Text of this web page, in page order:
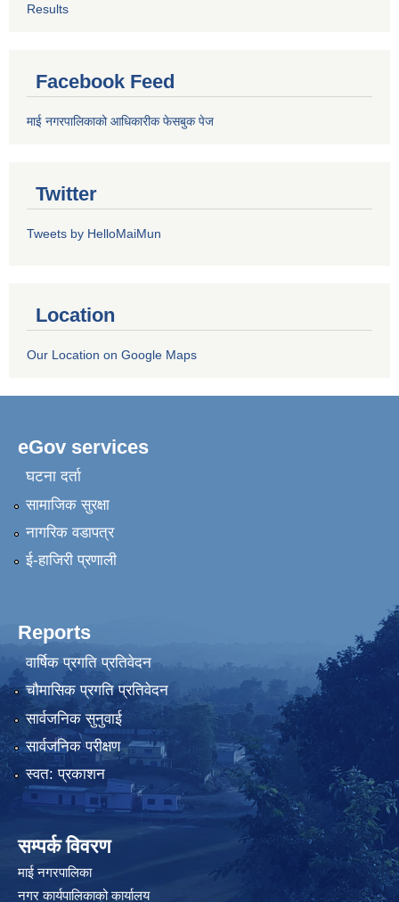
Results
Facebook Feed
माई नगरपालिकाको आधिकारीक फेसबुक पेज
Twitter
Tweets by HelloMaiMun
Location
Our Location on Google Maps
eGov services
घटना दर्ता
सामाजिक सुरक्षा
नागरिक वडापत्र
ई-हाजिरी प्रणाली
Reports
वार्षिक प्रगति प्रतिवेदन
चौमासिक प्रगति प्रतिवेदन
सार्वजनिक सुनुवाई
सार्वजनिक परीक्षण
स्वत: प्रकाशन
सम्पर्क विवरण
माई नगरपालिका
नगर कार्यपालिकाको कार्यालय